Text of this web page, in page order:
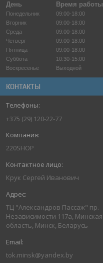
День
Время работы
Понедельник
09:00-18:00
Вторник
09:00-18:00
Среда
09:00-18:00
Четверг
09:00-18:00
Пятница
09:00-18:00
Суббота
10:30-15:00
Воскресенье
Выходной
КОНТАКТЫ
+375 (29) 120-22-77
220SHOP
Крук Сергей Иванович
ТЦ "Александров Пассаж" пр.
Независимости 117а, Минская
область, Минск, Беларусь
tok.minsk@yandex.by